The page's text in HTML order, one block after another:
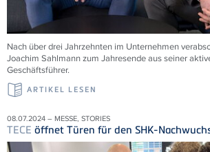
Nach über drei Jahrzehnten im Unternehmen
Joachim Sahlmann zum Jahresende aus seiner
Geschäftsführer.
ARTIKEL LESEN
08.07.2024 – MESSE, STORIES
TECE öffnet Türen für den SHK-